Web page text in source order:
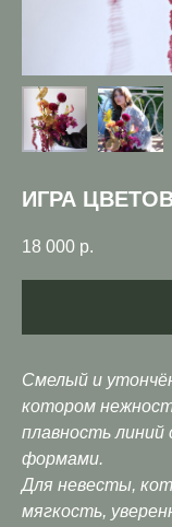
ИГРА
18 000 р.
Смелый и
котором
плавность
формами.
Для невесты,
мягкость,